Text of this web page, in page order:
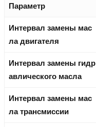
Параметр
Интервал замены мас
ла двигателя
Интервал замены гидр
авлического масла
Интервал замены мас
ла трансмиссии